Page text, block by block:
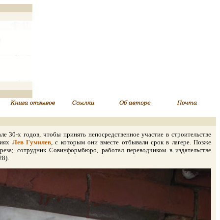
х годов, чтобы принять непосредственное участие в строительстве
Лев Гумилев, с которым они вместе отбывали срок в лагере. Позже
сотрудник Совинформбюро, работал переводчиком в издательстве